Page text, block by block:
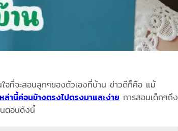
จที่จะสอนลูกๆของตัวเองที่บ้าน ข่าวดีก็คือ แม้
ล่านี้ค่อนข้างตรงไปตรงมาและง่าย การสอนเด็กๆถึง
ตอนดังนี้